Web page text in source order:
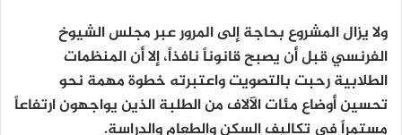
ولا يزال المشروع بحاجة إلى المرور عبر مجلس الشيوخ
الفرنسي قبل أن يصبح قانوناً نافذاً، إلا أن المنظمات
الطلابية رحبت بالتصويت واعتبرته خطوة مهمة نحو
تحسين أوضاع مئات الآلاف من الطلبة الذين يواجهون ارتفاعاً
مستمراً في تكاليف السكن والطعام والدراسة.